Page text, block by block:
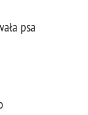
psa